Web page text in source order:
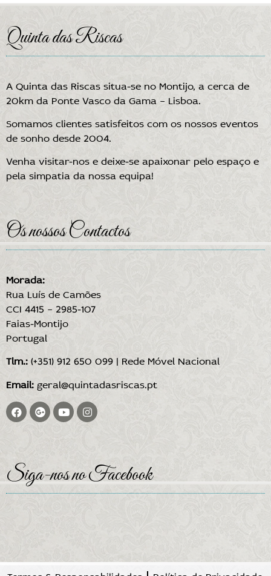
Quinta das Riscas
A Quinta das Riscas situa-se no Montijo, a cerca de
20km da Ponte Vasco da Gama – Lisboa.
Somamos clientes satisfeitos com os nossos eventos
de sonho desde 2004.
Venha visitar-nos e deixe-se apaixonar pelo espaço e
pela simpatia da nossa equipa!
Os nossos Contactos
Morada:
Rua Luís de Camões
CCI 4415 – 2985-107
Faias-Montijo
Portugal
Tlm.: (+351) 912 650 099 | Rede Móvel Nacional
Email: geral@quintadasriscas.pt
Siga-nos no Facebook